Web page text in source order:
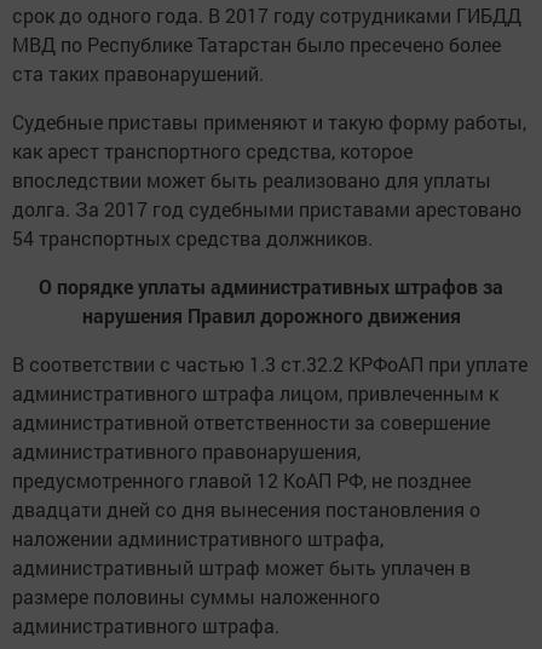
срок до одного года. В 2017 году сотрудниками ГИБДД
МВД по Республике Татарстан было пресечено более
ста таких правонарушений.
Судебные приставы применяют и такую форму работы,
как арест транспортного средства, которое
впоследствии может быть реализовано для уплаты
долга. За 2017 год судебными приставами арестовано
54 транспортных средства должников.
О порядке уплаты административных штрафов за
нарушения Правил дорожного движения
В соответствии с частью 1.3 ст.32.2 КРФоАП при уплате
административного штрафа лицом, привлеченным к
административной ответственности за совершение
административного правонарушения,
предусмотренного главой 12 КоАП РФ, не позднее
двадцати дней со дня вынесения постановления о
наложении административного штрафа,
административный штраф может быть уплачен в
размере половины суммы наложенного
административного штрафа.